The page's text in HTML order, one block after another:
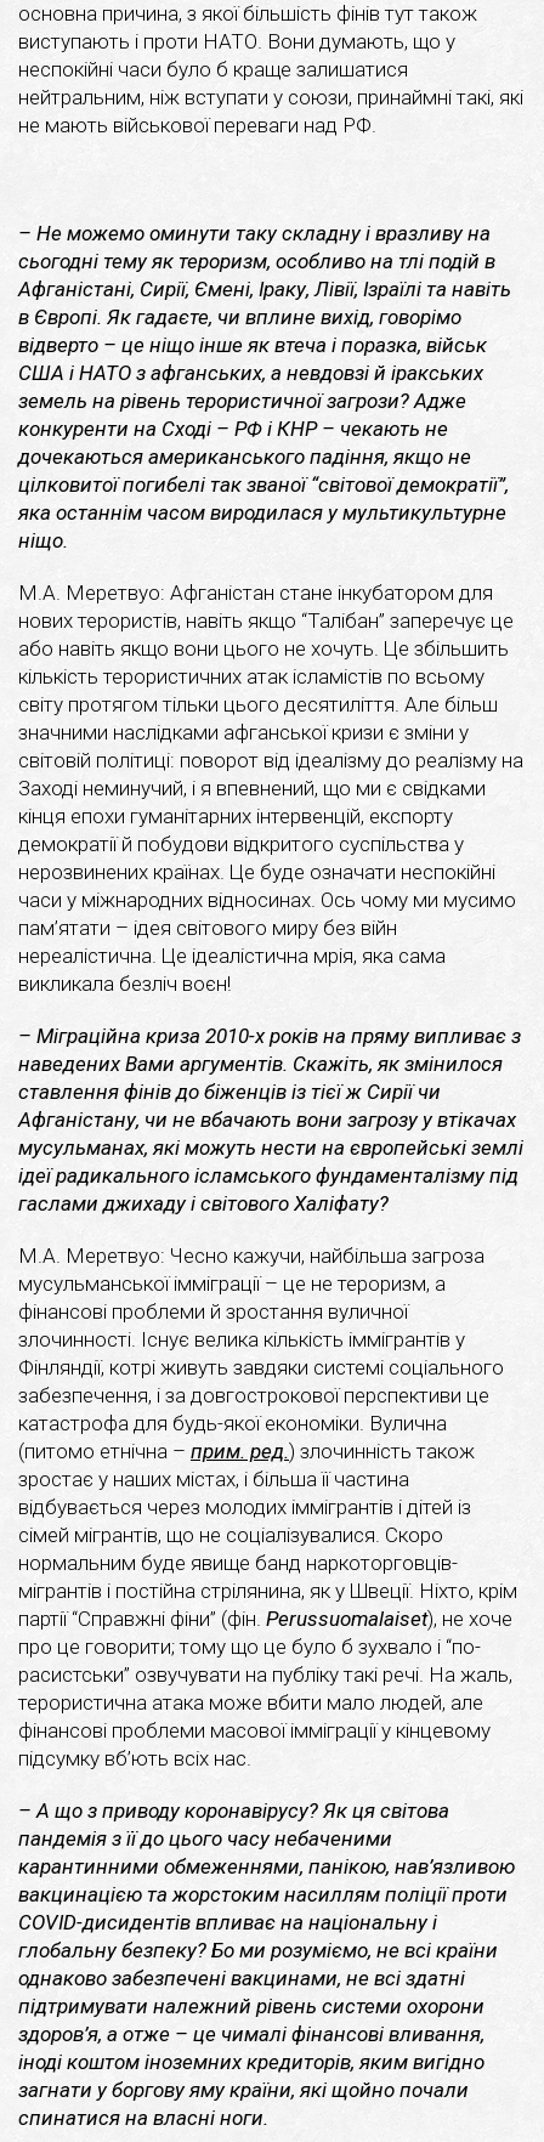
основна причина, з якої більшість фінів тут також
виступають і проти НАТО. Вони думають, що у
неспокійні часи було б краще залишатися
нейтральним, ніж вступати у союзи, принаймні такі, які
не мають військової переваги над РФ.
– Не можемо оминути таку складну і вразливу на
сьогодні тему як тероризм, особливо на тлі подій в
Афганістані, Сирії, Ємені, Іраку, Лівії, Ізраїлі та навіть
в Європі. Як гадаєте, чи вплине вихід, говорімо
відверто – це ніщо інше як втеча і поразка, військ
США і НАТО з афганських, а невдовзі й іракських
земель на рівень терористичної загрози? Адже
конкуренти на Сході – РФ і КНР – чекають не
дочекаються американського падіння, якщо не
цілковитої погибелі так званої“світової демократії”,
яка останнім часом виродилася у мультикультурне
ніщо.
М.А. Меретвуо: Афганістан стане інкубатором для
нових терористів, навіть якщо “Талібан” заперечує це
або навіть якщо вони цього не хочуть. Це збільшить
кількість терористичних атак ісламістів по всьому
світу протягом тільки цього десятиліття. Але більш
значними наслідками афганської кризи є зміни у
світовій політиці: поворот від ідеалізму до реалізму на
Заході неминучий, і я впевнений, що ми є свідками
кінця епохи гуманітарних інтервенцій, експорту
демократії й побудови відкритого суспільства у
нерозвинених країнах. Це буде означати неспокійні
часи у міжнародних відносинах. Ось чому ми мусимо
пам’ятати – ідея світового миру без війн
нереалістична. Це ідеалістична мрія, яка сама
викликала безліч воєн!
– Міграційна криза 2010-х років на пряму випливає з
наведених Вами аргументів. Скажіть, як змінилося
ставлення фінів до біженців із тієї ж Сирії чи
Афганістану, чи не вбачають вони загрозу у втікачах
мусульманах, які можуть нести на європейські землі
ідеї радикального ісламського фундаменталізму під
гаслами джихаду і світового Халіфату?
М.А. Меретвуо: Чесно кажучи, найбільша загроза
мусульманської імміграції – це не тероризм, а
фінансові проблеми й зростання вуличної
злочинності. Існує велика кількість іммігрантів у
Фінляндії, котрі живуть завдяки системі соціального
забезпечення, і за довгострокової перспективи це
катастрофа для будь-якої економіки. Вулична
(питомо етнічна – прим. ред.) злочинність також
зростає у наших містах, і більша її частина
відбувається через молодих іммігрантів і дітей із
сімей мігрантів, що не соціалізувалися. Скоро
нормальним буде явище банд наркоторговців-
мігрантів і постійна стрілянина, як у Швеції. Ніхто, крім
партії “Справжні фіни” (фін. Perussuomalaiset), не хоче
про це говорити; тому що це було б зухвало і “по-
расистськи” озвучувати на публіку такі речі. На жаль,
терористична атака може вбити мало людей, але
фінансові проблеми масової імміграції у кінцевому
підсумку вб’ють всіх нас.
– А що з приводу коронавірусу? Як ця світова
пандемія з її до цього часу небаченими
карантинними обмеженнями, панікою, нав’язливою
вакцинацією та жорстоким насиллям поліції проти
COVID-дисидентів впливає на національну і
глобальну безпеку? Бо ми розуміємо, не всі країни
однаково забезпечені вакцинами, не всі здатні
підтримувати належний рівень системи охорони
здоров’я, а отже – це чималі фінансові вливання,
іноді коштом іноземних кредиторів, яким вигідно
загнати у боргову яму країни, які щойно почали
спинатися на власні ноги.